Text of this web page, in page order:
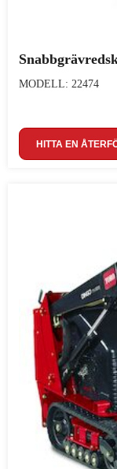
MODELL: 22474
HITTA EN